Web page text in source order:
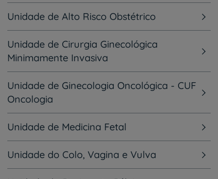
Unidade de Alto Risco Obstétrico
Unidade de Cirurgia Ginecológica
Minimamente Invasiva
Unidade de Ginecologia Oncológica - CUF
Oncologia
Unidade de Medicina Fetal
Unidade do Colo, Vagina e Vulva